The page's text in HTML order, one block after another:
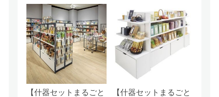
【什器セットまるごと
【什器セットまるごと